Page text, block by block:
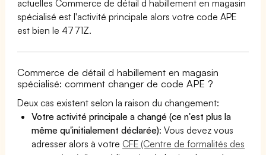
actuelles Commerce de détail d habillement en magasin
spécialisé est l'activité principale alors votre code APE
est bien le 4771Z.
Commerce de détail d habillement en magasin
spécialisé: comment changer de code APE ?
Deux cas existent selon la raison du changement:
Votre activité principale a changé (ce n'est plus la
même qu'initialement déclarée): Vous devez vous
adresser alors à votre CFE (Centre de formalités des